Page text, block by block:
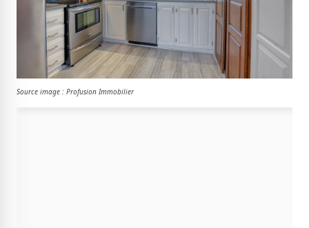
Source image : Profusion Immobilier